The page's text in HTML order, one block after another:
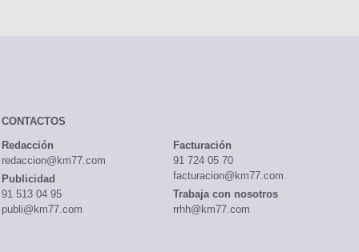
CONTACTOS
Redacción
redaccion@km77.com
Publicidad
91 513 04 95
publi@km77.com
Facturación
91 724 05 70
facturacion@km77.com
Trabaja con nosotros
rrhh@km77.com